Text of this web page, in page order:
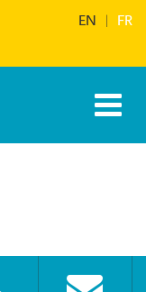
EN FR